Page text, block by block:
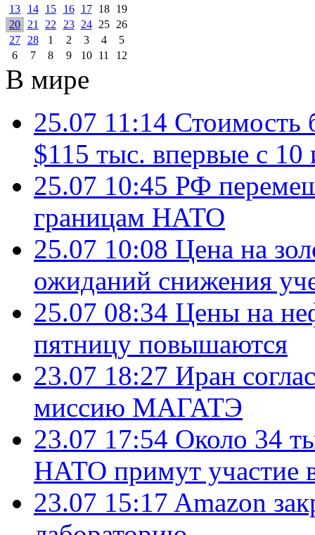
13
14 15 16 17 18
19
20
21 22 23 24 25
26
27
28 1 2 3 4
5
6
7 8 9 10 11 12
В мире
25.07 11:14 Стоимость
$115 тыс. впервые с 10
25.07 10:45 РФ
границам НАТО
25.07 10:08 Цена на
ожиданий снижения
25.07 08:34 Цены на
пятницу повышаются
23.07 18:27 Иран
миссию МАГАТЭ
23.07 17:54 Около 34
НАТО примут участие
23.07 15:17 Amazon